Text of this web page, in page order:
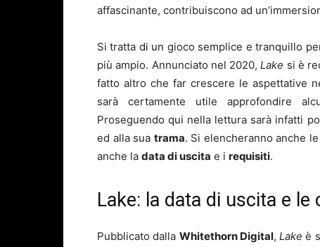
affascinante, contribuiscono ad
Si tratta di un gioco semplice e tranquillo
più ampio. Annunciato nel 2020,Lake si è
fatto altro che far crescere le aspettative
sarà certamente utile approfondire
Proseguendo qui nella lettura sarà infatti
ed alla sua trama. Si elencheranno anche
anche la data di uscita e i requisiti.
Lake: la data di uscita e
Pubblicato dalla Whitethorn Digital,Lakeè